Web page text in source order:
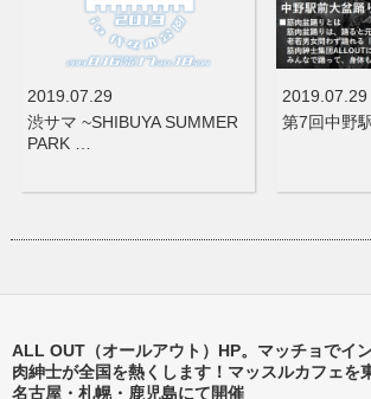
2019.07.29
渋サマ ~SHIBUYA SUMMER
PARK …
2019.07.29
第7回中野
ALL OUT（オールアウト）HP。マッチョでイ
肉紳士が全国を熱くします！マッスルカフェを
名古屋・札幌・鹿児島にて開催